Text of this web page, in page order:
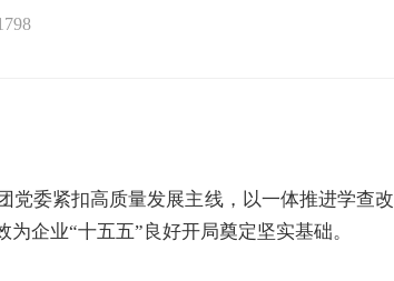
党委紧扣高质量发展主线， 以一体推进学查改
为企业“十五五”良好开局奠定坚实基础。